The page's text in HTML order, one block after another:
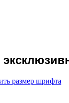
размер шрифта